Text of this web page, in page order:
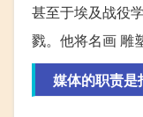
甚至于埃及战役
戮。他将名画 雕
媒体的职责